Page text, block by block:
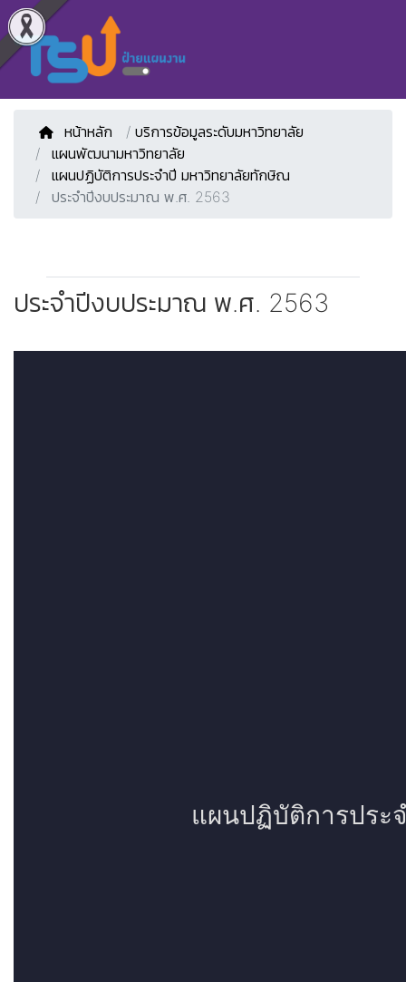
หน้าหลัก / บริการข้อมูลระดับมหาวิทยาลัย
แผนพัฒนามหาวิทยาลัย
แผนปฏิบัติการประจำปี มหาวิทยาลัยทักษิณ
ประจำปีงบประมาณ พ.ศ. 2563
ประจำปีงบประมาณ พ.ศ. 2563